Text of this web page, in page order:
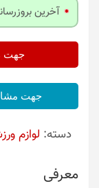
آخرین بروزرسانی
جهت
جهت
دسته: لوازم
معرفی